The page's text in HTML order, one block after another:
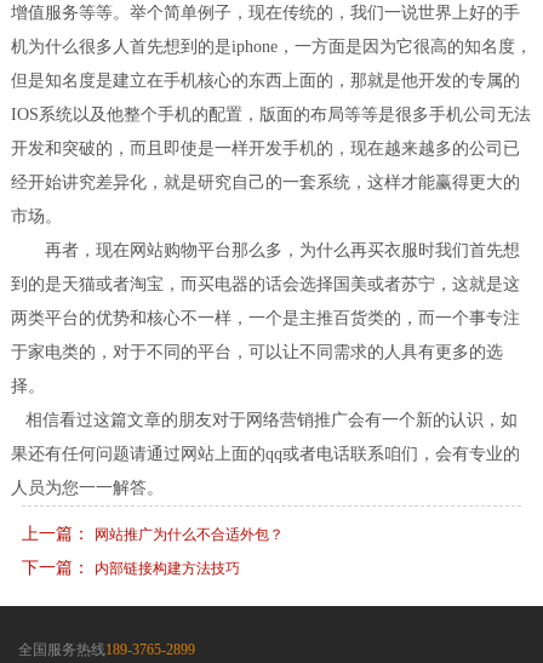
增值服务等等。举个简单例子，现在传统的，我们一说世界上好的手
机为什么很多人首先想到的是iphone，一方面是因为它很高的知名度，
但是知名度是建立在手机核心的东西上面的，那就是他开发的专属的
IOS系统以及他整个手机的配置，版面的布局等等是很多手机公司无法
开发和突破的，而且即使是一样开发手机的，现在越来越多的公司已
经开始讲究差异化，就是研究自己的一套系统，这样才能赢得更大的
市场。
再者，现在网站购物平台那么多，为什么再买衣服时我们首先想
到的是天猫或者淘宝，而买电器的话会选择国美或者苏宁，这就是这
两类平台的优势和核心不一样，一个是主推百货类的，而一个事专注
于家电类的，对于不同的平台，可以让不同需求的人具有更多的选
择。
相信看过这篇文章的朋友对于网络营销推广会有一个新的认识，如
果还有任何问题请通过网站上面的qq或者电话联系咱们，会有专业的
人员为您一一解答。
上一篇： 网站推广为什么不合适外包？
下一篇： 内部链接构建方法技巧
全国服务热线189-3765-2899